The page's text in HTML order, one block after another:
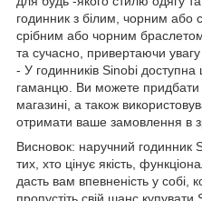
годинник з білим, чорним або
срібним або чорним
та сучасно, привертаючи увагу
- У годинників Sinobi
гаманцю. Ви можете придбати
магазині, а також
отримати ваше замовлення в
Висновок: наручний годинник
тих, хто цінує якість,
дасть вам впевненість у
пропустіть свій шанс